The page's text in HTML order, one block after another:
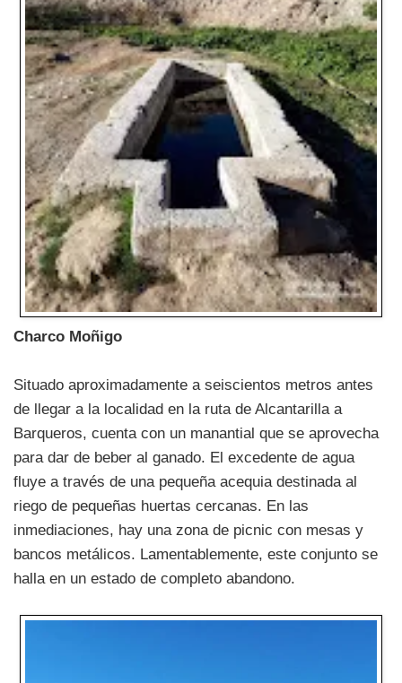
Charco Moñigo
Situado aproximadamente a seiscientos metros antes
de llegar a la localidad en la ruta de Alcantarilla a
Barqueros, cuenta con un manantial que se aprovecha
para dar de beber al ganado. El excedente de agua
fluye a través de una pequeña acequia destinada al
riego de pequeñas huertas cercanas. En las
inmediaciones, hay una zona de picnic con mesas y
bancos metálicos. Lamentablemente, este conjunto se
halla en un estado de completo abandono.